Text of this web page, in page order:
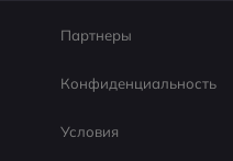
Партнеры
Конфиденциальность
Условия